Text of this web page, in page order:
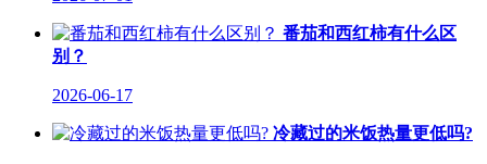
番茄和西红柿有什么区
别？
2026-06-17
冷藏过的米饭热量更低吗?